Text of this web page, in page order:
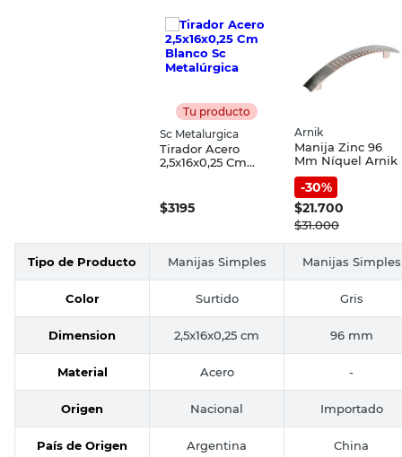
Tu producto
Sc Metalurgica
Tirador Acero
2,5x16x0,25 Cm
$3195
Arnik
Manija Zinc 96
Mm Níquel Arnik
-30%
$21.700
$31.000
Tipo de Producto Manijas Simples Manijas Simples
Color Surtido Gris
Dimension 2,5x16x0,25 cm 96 mm
Material Acero -
Origen Nacional Importado
País de Origen Argentina China